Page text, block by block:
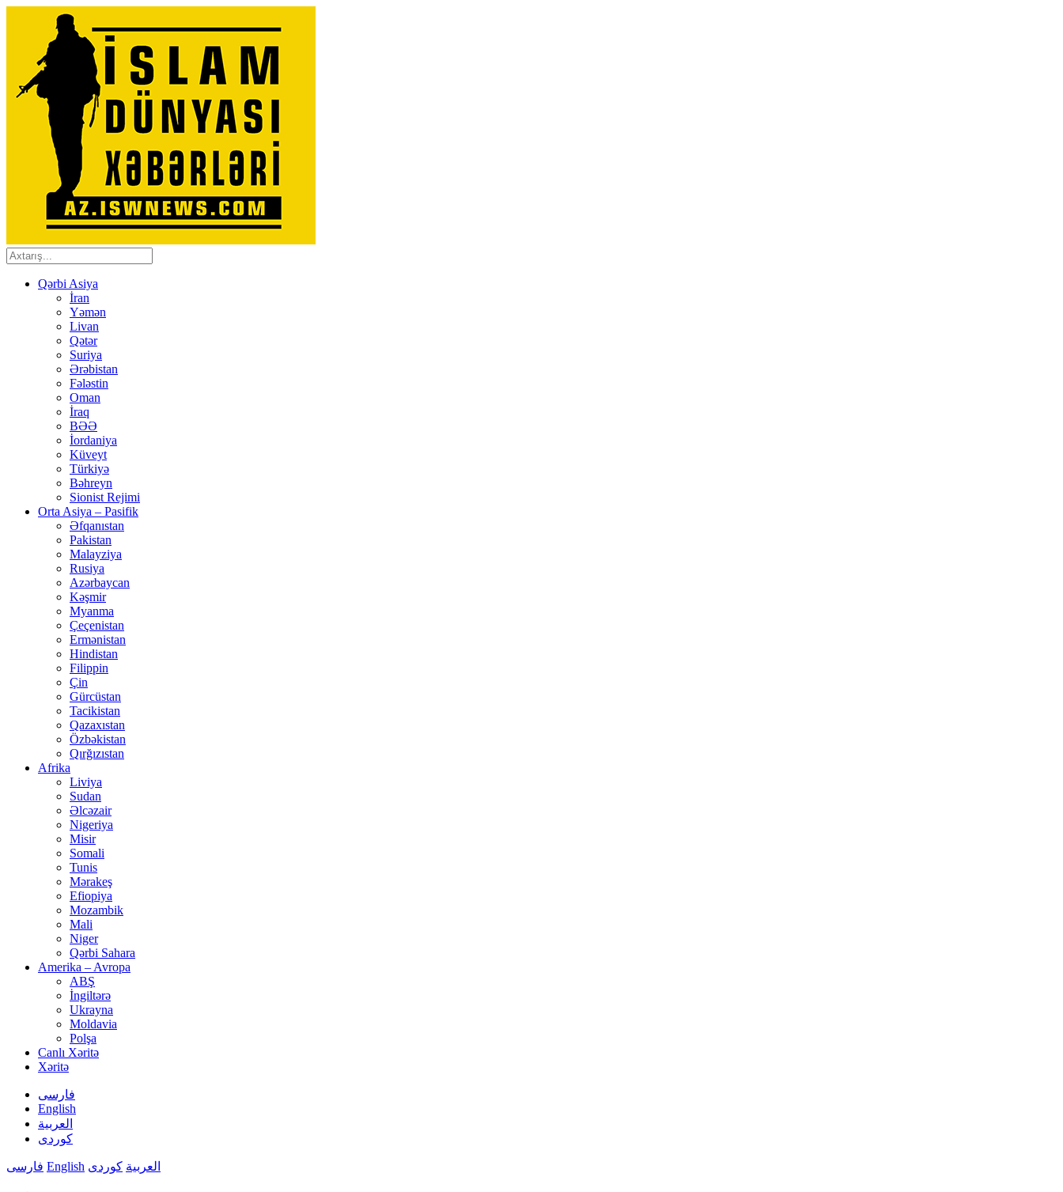
Qərbi Asiya
İran
Yəmən
Livan
Qətər
Suriya
Ərəbistan
Fələstin
Oman
İraq
BƏƏ
İordaniya
Küveyt
Türkiyə
Bəhreyn
Sionist Rejimi
Orta Asiya – Pasifik
Əfqanıstan
Pakistan
Malayziya
Rusiya
Azərbaycan
Kəşmir
Myanma
Çeçenistan
Ermənistan
Hindistan
Filippin
Çin
Gürcüstan
Tacikistan
Qazaxıstan
Özbəkistan
Qırğızıstan
Afrika
Liviya
Sudan
Əlcəzair
Nigeriya
Misir
Somali
Tunis
Mərakeş
Efiopiya
Mozambik
Mali
Niger
Qərbi Sahara
Amerika – Avropa
ABŞ
İngiltərə
Ukrayna
Moldavia
Polşa
Canlı Xəritə
Xəritə
فارسی
English
العربیة
کوردی
فارسی English العربیة کوردی